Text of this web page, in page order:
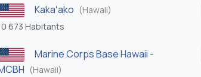
Kakaʻako (Hawaii)
673 Habitants
Marine Corps Base Hawaii -
(Hawaii)